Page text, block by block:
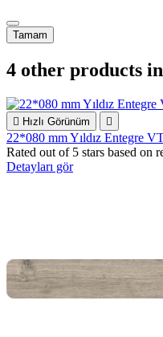
Tamam
4 other products
 Hızlı Görünüm 
22*080 mm Yıldız Entegre
Rated out of 5 stars based on
Detayları gör